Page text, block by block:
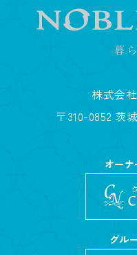
株式会
〒310-0852 茨
オー
グル